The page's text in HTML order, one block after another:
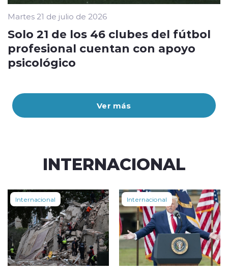
Ver más
Martes 21 de julio de 2026
Solo 21 de los 46 clubes del fútbol
profesional cuentan con apoyo
psicológico
INTERNACIONAL
Internacional Internacional